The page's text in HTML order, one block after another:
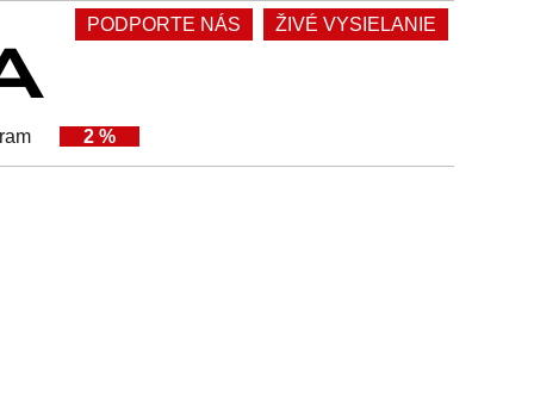
PODPORTE NÁS ŽIVÉ VYSIELANIE
2 %